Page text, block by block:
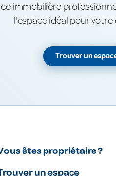
immobilière
l'espace idéal pour votre
Trouver un
êtes propriétaire ?
un espace